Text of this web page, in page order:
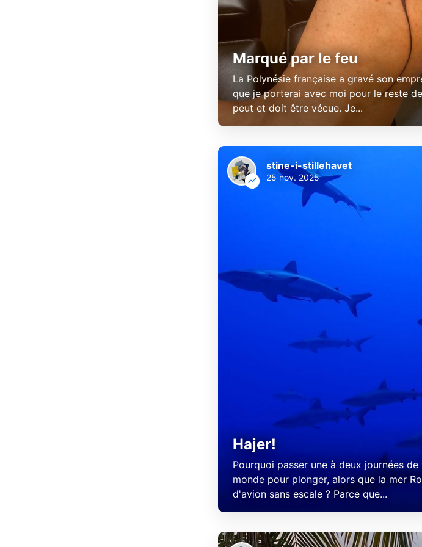
Marqué par le feu
La Polynésie française a gravé son
que je porterai avec moi pour le reste
peut et doit être vécue. Je...
Hajer!
Pourquoi passer une à deux journées
monde pour plonger, alors que la mer
d'avion sans escale ? Parce que...
stine-i-stillehavet
25 nov. 2025